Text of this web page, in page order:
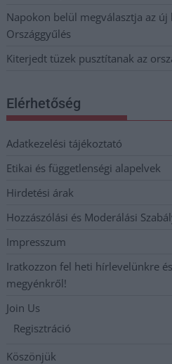
Napokon belül megválasztja az új
Országgyűlés
Kiterjedt tüzek pusztítanak az
Elérhetőség
Adatkezelési tájékoztató
Etikai és függetlenségi alapelvek
Hirdetési árak
Hozzászólási és Moderálási
Impresszum
Iratkozzon fel heti hírlevelünkre
megyénkről!
Join Us
Regisztráció
Köszönjük